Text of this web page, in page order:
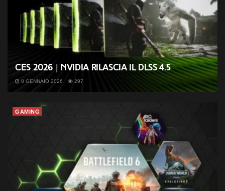
CES 2026 | Nvidia rilascia il DLSS 4.5
8 GENNAIO 2026 297
GAMING